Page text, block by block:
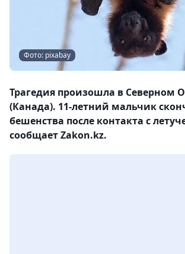
Фото: pixabay
Трагедия произошла в Северном
(Канада). 11-летний мальчик
бешенства после контакта с
сообщает Zakon.kz.